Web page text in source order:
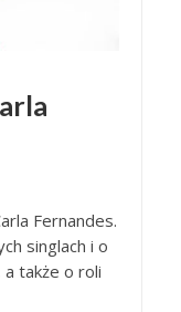
Fernandes.
singlach i o
także o roli